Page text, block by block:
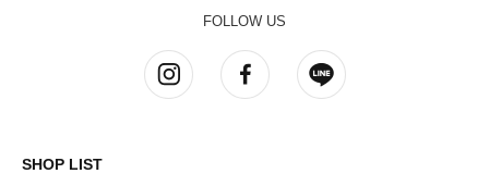
FOLLOW US
SHOP LIST